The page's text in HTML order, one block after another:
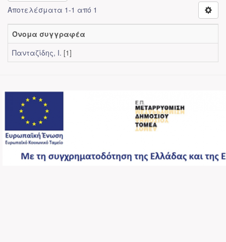
Αποτελέσματα 1-1 από 1
Όνομα συγγραφέα
Πανταζίδης, Ι. [1]